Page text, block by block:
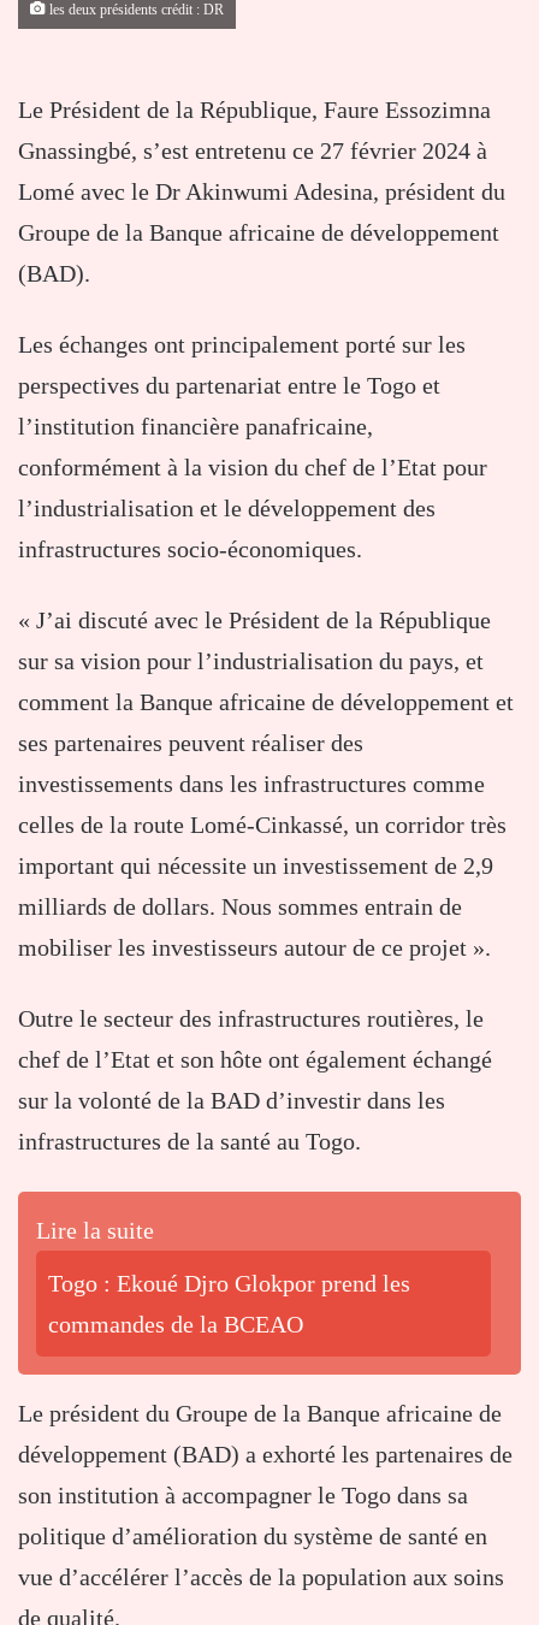
les deux présidents crédit : DR
Le Président de la République, Faure Essozimna
Gnassingbé, s’est entretenu ce 27 février 2024 à
Lomé avec le Dr Akinwumi Adesina, président du
Groupe de la Banque africaine de développement
(BAD).
Les échanges ont principalement porté sur les
perspectives du partenariat entre le Togo et
l’institution financière panafricaine,
conformément à la vision du chef de l’Etat pour
l’industrialisation et le développement des
infrastructures socio-économiques.
« J’ai discuté avec le Président de la République
sur sa vision pour l’industrialisation du pays, et
comment la Banque africaine de développement et
ses partenaires peuvent réaliser des
investissements dans les infrastructures comme
celles de la route Lomé-Cinkassé, un corridor très
important qui nécessite un investissement de 2,9
milliards de dollars. Nous sommes entrain de
mobiliser les investisseurs autour de ce projet ».
Outre le secteur des infrastructures routières, le
chef de l’Etat et son hôte ont également échangé
sur la volonté de la BAD d’investir dans les
infrastructures de la santé au Togo.
Lire la suite
Togo : Ekoué Djro Glokpor prend les
commandes de la BCEAO
Le président du Groupe de la Banque africaine de
développement (BAD) a exhorté les partenaires de
son institution à accompagner le Togo dans sa
politique d’amélioration du système de santé en
vue d’accélérer l’accès de la population aux soins
de qualité.